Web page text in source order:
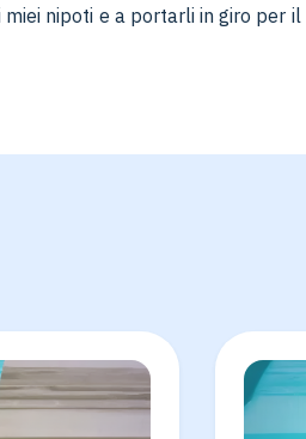
nipoti e a portarli in giro per il